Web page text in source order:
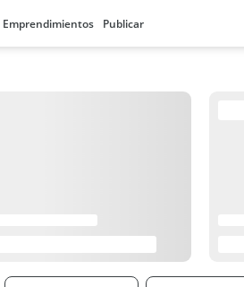
Emprendimientos Publicar